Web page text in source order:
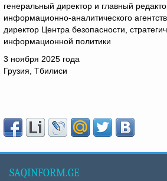
генеральный директор и главный
информационно-аналитического
директор Центра безопасности,
информационной политики
3 ноября 2025 года
Грузия, Тбилиси
SAQINFORM.GE